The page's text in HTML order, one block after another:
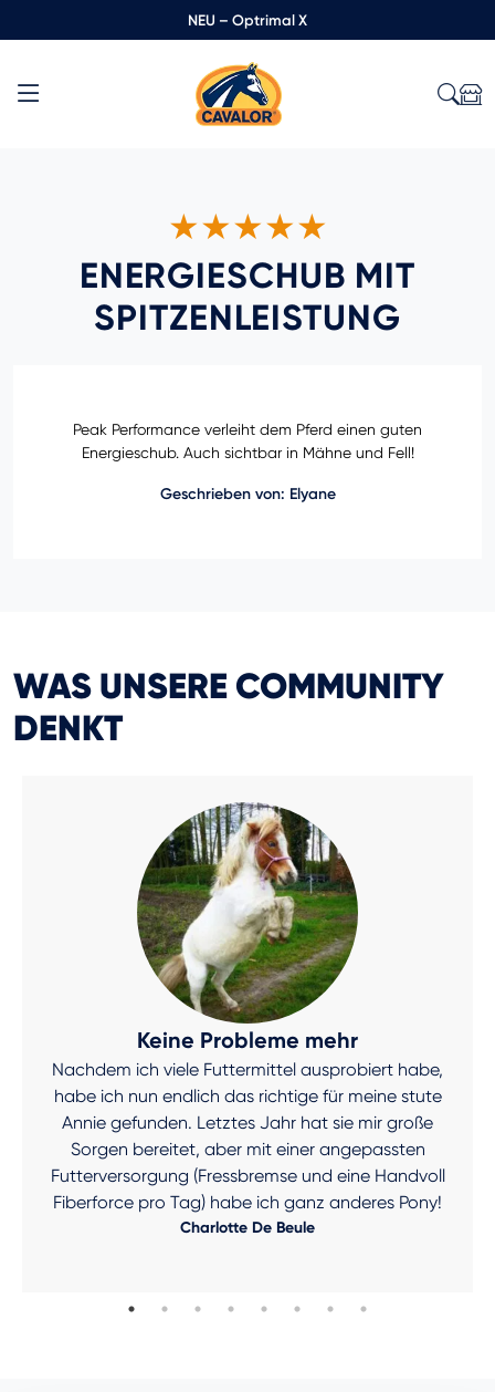
NEU – Optrimal X
★★★★★
ENERGIESCHUB MIT
SPITZENLEISTUNG
Peak Performance verleiht dem Pferd einen guten
Energieschub. Auch sichtbar in Mähne und Fell!
Geschrieben von: Elyane
WAS UNSERE COMMUNITY
DENKT
Keine Probleme mehr
Nachdem ich viele Futtermittel ausprobiert habe,
habe ich nun endlich das richtige für meine stute
Annie gefunden. Letztes Jahr hat sie mir große
Sorgen bereitet, aber mit einer angepassten
Futterversorgung (Fressbremse und eine Handvoll
Fiberforce pro Tag) habe ich ganz anderes Pony!
Charlotte De Beule